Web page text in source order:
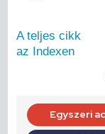
A teljes cikk
az Indexen